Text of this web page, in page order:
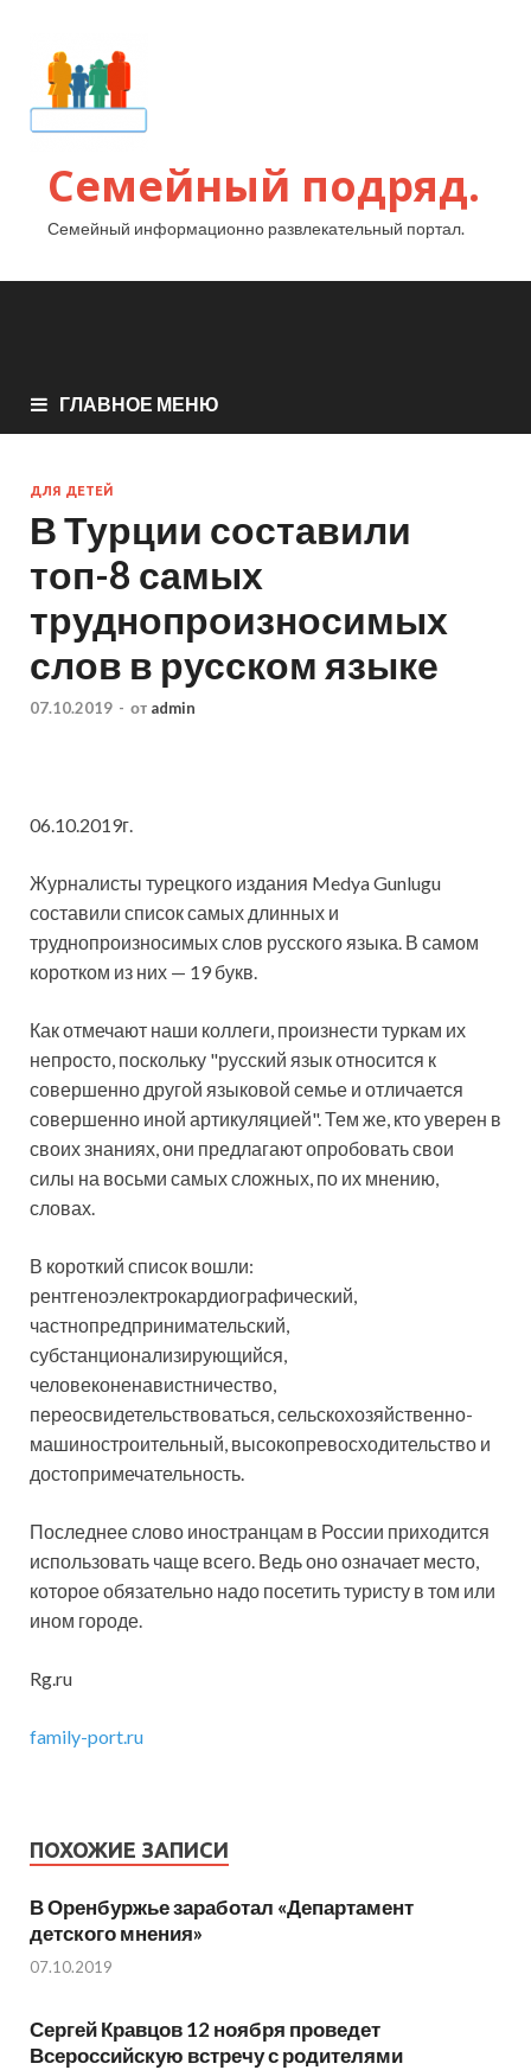
Семейный подряд.
Семейный информационно развлекательный портал.
ГЛАВНОЕ МЕНЮ
ДЛЯ ДЕТЕЙ
В Турции составили
топ-8 самых
труднопроизносимых
слов в русском языке
07.10.2019 - от admin
06.10.2019г.
Журналисты турецкого издания Medya Gunlugu
составили список самых длинных и
труднопроизносимых слов русского языка. В самом
коротком из них — 19 букв.
Как отмечают наши коллеги, произнести туркам их
непросто, поскольку "русский язык относится к
совершенно другой языковой семье и отличается
совершенно иной артикуляцией". Тем же, кто уверен в
своих знаниях, они предлагают опробовать свои
силы на восьми самых сложных, по их мнению,
словах.
В короткий список вошли:
рентгеноэлектрокардиографический,
частнопредпринимательский,
субстанционализирующийся,
человеконенавистничество,
переосвидетельствоваться, сельскохозяйственно-
машиностроительный, высокопревосходительство и
достопримечательность.
Последнее слово иностранцам в России приходится
использовать чаще всего. Ведь оно означает место,
которое обязательно надо посетить туристу в том или
ином городе.
Rg.ru
family-port.ru
ПОХОЖИЕ ЗАПИСИ
В Оренбуржье заработал «Департамент
детского мнения»
07.10.2019
Сергей Кравцов 12 ноября проведет
Всероссийскую встречу с родителями